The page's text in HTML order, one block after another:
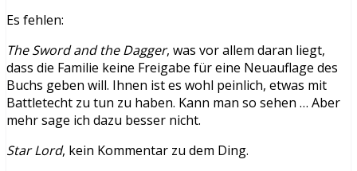
Es fehlen:
The Sword and the Dagger, was vor allem daran liegt,
dass die Familie keine Freigabe für eine Neuauflage des
Buchs geben will. Ihnen ist es wohl peinlich, etwas mit
Battletecht zu tun zu haben. Kann man so sehen … Aber
mehr sage ich dazu besser nicht.
Star Lord, kein Kommentar zu dem Ding.